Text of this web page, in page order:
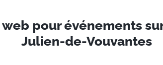
web pour événements
Julien-de-Vouvantes